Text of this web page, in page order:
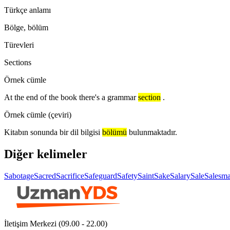
Türkçe anlamı
Bölge, bölüm
Türevleri
Sections
Örnek cümle
At the end of the book there's a grammar section .
Örnek cümle (çeviri)
Kitabın sonunda bir dil bilgisi bölümü bulunmaktadır.
Diğer kelimeler
SabotageSacredSacrificeSafeguardSafetySaintSakeSalarySale
İletişim Merkezi (09.00 - 22.00)